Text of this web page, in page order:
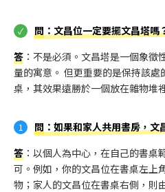
問 ：文昌位一定要擺文昌塔嗎
答 ：不是必須。文昌塔是一個象
量的寓意。 但更重要的是保持該
桌，其效果遠勝於一個放在雜物堆
問 ：如果和家人共用書房，
答 ：以個人為中心，在自己的書
可。例如，你的文昌位在書桌左上
物；家人的文昌位在書桌右側，則